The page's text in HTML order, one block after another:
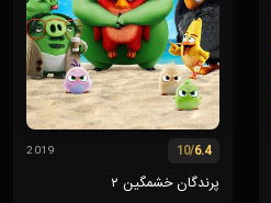
6.4
/10
2019
پرندگان خشمگین ۲